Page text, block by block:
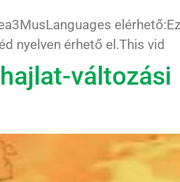
nyelven érhető el.This vid
változási